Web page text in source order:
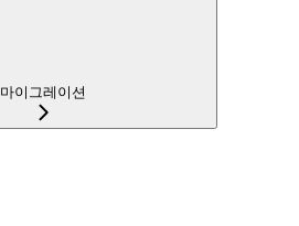
마이그레이션